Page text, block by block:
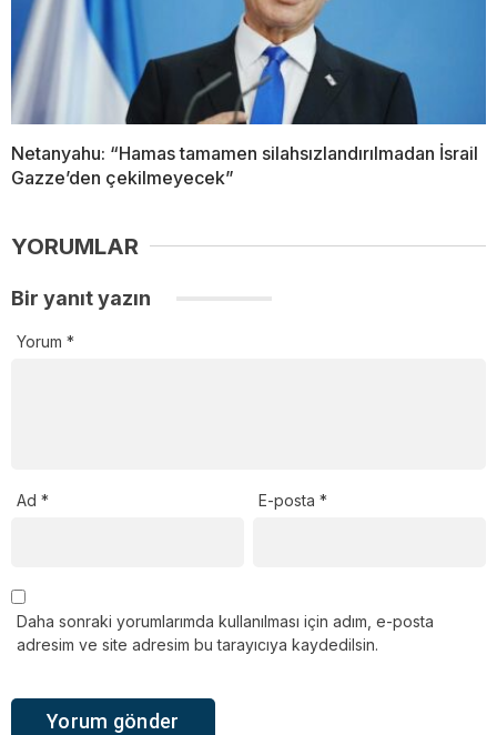
Netanyahu: “Hamas tamamen silahsızlandırılmadan İsrail
Gazze’den çekilmeyecek”
YORUMLAR
Bir yanıt yazın
Yorum *
Ad * E-posta*
Daha sonraki yorumlarımda kullanılması için adım, e-posta
adresim ve site adresim bu tarayıcıya kaydedilsin.